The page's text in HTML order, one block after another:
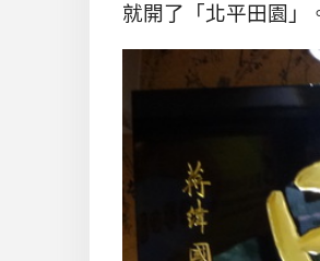
就開了「北平田園」